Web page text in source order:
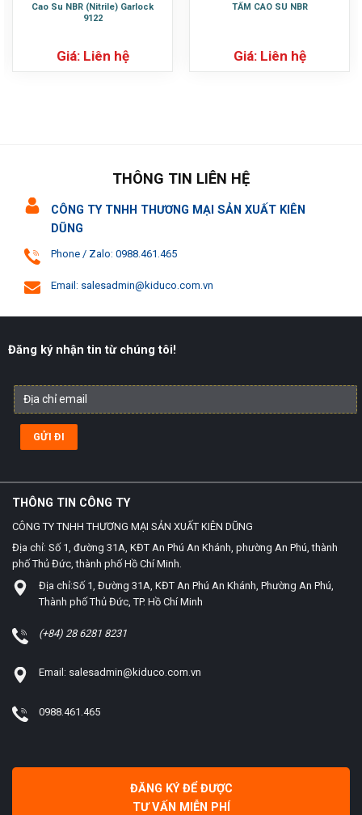
Cao Su NBR (Nitrile) Garlock
9122
Giá: Liên hệ
TẤM CAO SU NBR
Giá: Liên hệ
THÔNG TIN LIÊN HỆ
CÔNG TY TNHH THƯƠNG MẠI SẢN XUẤT KIÊN
DŨNG
Phone / Zalo: 0988.461.465
Email: salesadmin@kiduco.com.vn
Đăng ký nhận tin từ chúng tôi!
THÔNG TIN CÔNG TY
CÔNG TY TNHH THƯƠNG MẠI SẢN XUẤT KIÊN DŨNG
Địa chỉ: Số 1, đường 31A, KĐT An Phú An Khánh, phường An Phú, thành
phố Thủ Đức, thành phố Hồ Chí Minh.
Địa chỉ:Số 1, Đường 31A, KĐT An Phú An Khánh, Phường An Phú,
Thành phố Thủ Đức, TP. Hồ Chí Minh
(+84) 28 6281 8231
Email: salesadmin@kiduco.com.vn
0988.461.465
ĐĂNG KÝ ĐỂ ĐƯỢC
TƯ VẤN MIỄN PHÍ